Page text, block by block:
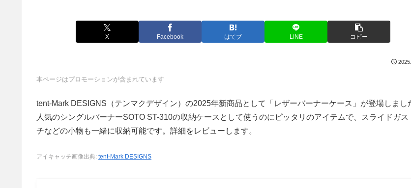
X Facebook はてブ LINE コピー
本ページはプロモーションが含まれています
tent-Mark DESIGNS（テンマクデザイン）の2025年新商品として「レザーバーナーケース」が登場しまし
人気のシングルバーナーSOTO ST-310の収納ケースとして使うのにピッタリのアイテムで、スライドガス
チなどの小物も一緒に収納可能です。詳細をレビューします。
アイキャッチ画像出典: tent-Mark DESIGNS